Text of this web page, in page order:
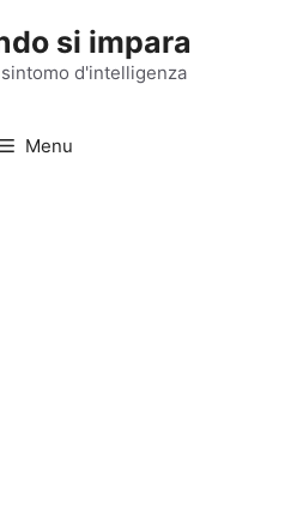
si impara
d'intelligenza
Menu